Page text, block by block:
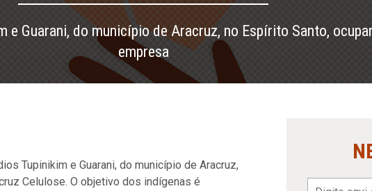
e Guarani, do município de Aracruz, no Espírito Santo,
empresa
Tupinikim e Guarani, do município de Aracruz,
Celulose. O objetivo dos indígenas é